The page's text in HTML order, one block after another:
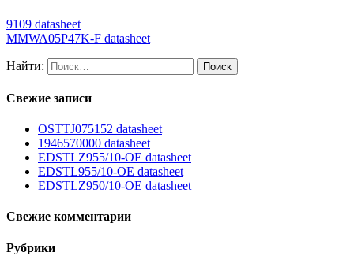
9109 datasheet
MMWA05P47K-F datasheet
Найти:
Свежие записи
OSTTJ075152 datasheet
1946570000 datasheet
EDSTLZ955/10-OE datasheet
EDSTL955/10-OE datasheet
EDSTLZ950/10-OE datasheet
Свежие комментарии
Рубрики